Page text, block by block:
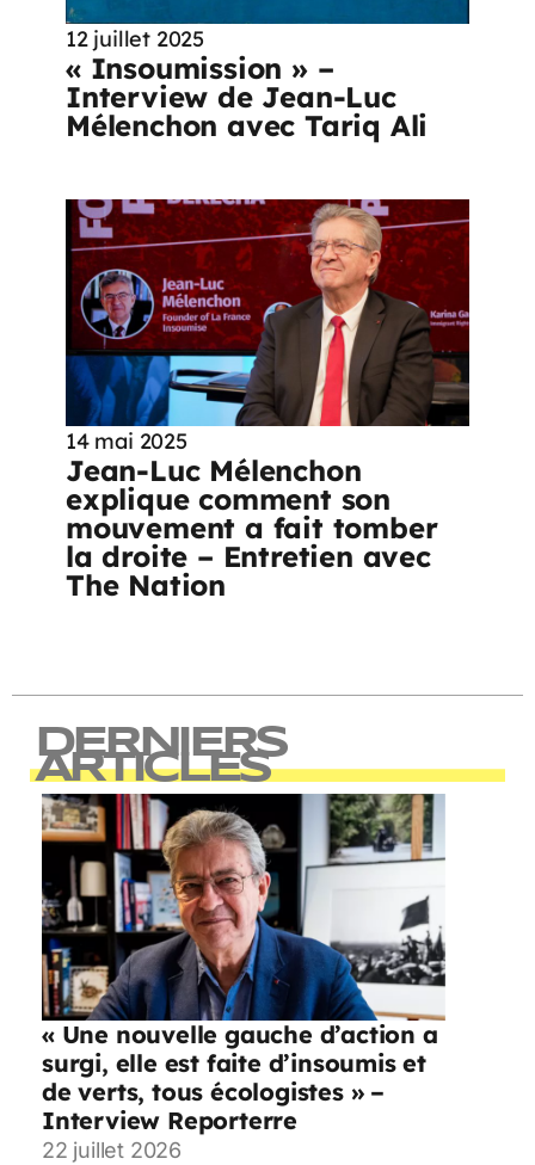
12 juillet 2025
« Insoumission » –
Interview de Jean-Luc
Mélenchon avec Tariq Ali
14 mai 2025
Jean-Luc Mélenchon
explique comment son
mouvement a fait tomber
la droite – Entretien avec
The Nation
DERNIERS
ARTICLES
« Une nouvelle gauche d’action a
surgi, elle est faite d’insoumis et
de verts, tous écologistes » –
Interview Reporterre
22 juillet 2026